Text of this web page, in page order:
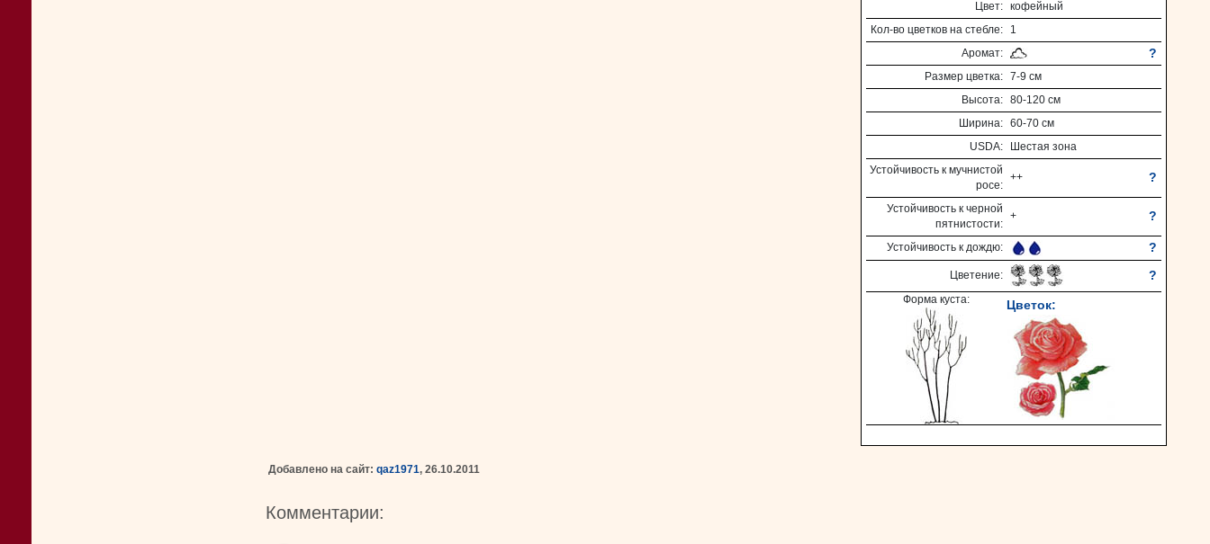
Цвет: кофейный
Кол-во цветков на стебле: 1
Аромат: ?
Размер цветка: 7-9 см
Высота: 80-120 см
Ширина: 60-70 см
USDA: Шестая зона
Устойчивость к мучнистой
росе:
++ ?
Устойчивость к черной
пятнистости:
+ ?
Устойчивость к дождю: ?
Цветение: ?
Форма куста: Цветок:
Добавлено на сайт: qaz1971, 26.10.2011
Комментарии: